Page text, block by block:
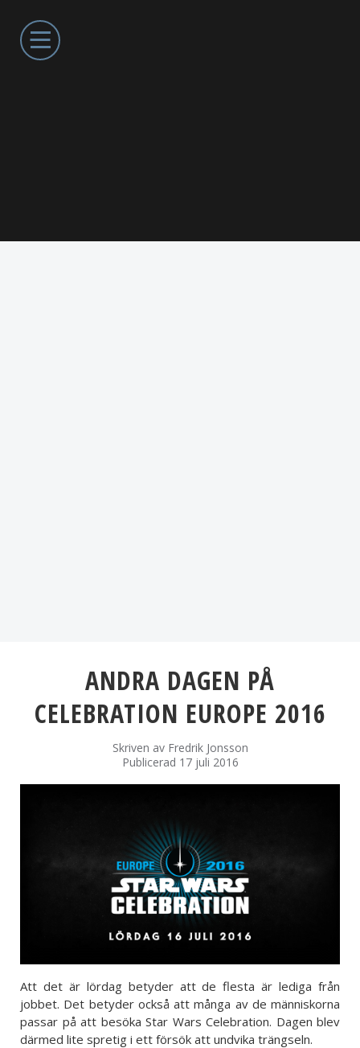
ANDRA DAGEN PÅ
CELEBRATION EUROPE 2016
Skriven av Fredrik Jonsson
Publicerad 17 juli 2016
Att det är lördag betyder att de flesta är lediga från
jobbet. Det betyder också att många av de människorna
passar på att besöka Star Wars Celebration. Dagen blev
därmed lite spretig i ett försök att undvika trängseln.